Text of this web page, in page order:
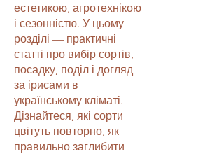
естетикою, агротехнікою
і сезонністю. У цьому
розділі — практичні
статті про вибір сортів,
посадку, поділ і догляд
за ірисами в
українському кліматі.
Дізнайтеся, які сорти
цвітуть повторно, як
правильно заглибити